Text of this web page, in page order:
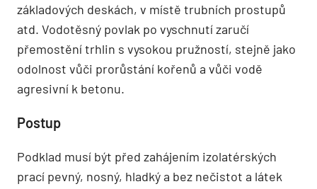
základových deskách, v místě trubních prostupů
atd. Vodotěsný povlak po vyschnutí zaručí
přemostění trhlin s vysokou pružností, stejně jako
odolnost vůči prorůstání kořenů a vůči vodě
agresivní k betonu.
Postup
Podklad musí být před zahájením izolatérských
prací pevný, nosný, hladký a bez nečistot a látek